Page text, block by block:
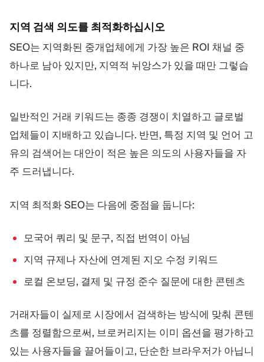
지역 검색 의도를 최적화하십시오
SEO는 지역화된 중개업체에게 가장 높은 ROI 채널 중
하나로 남아 있지만, 지역적 뉘앙스가 있을 때만 그렇습
니다.
일반적인 거래 키워드는 종종 경쟁이 치열하고 글로벌
업체들이 지배하고 있습니다. 반면, 특정 지역 및 언어 고
유의 검색어는 대안이 적은 높은 의도의 사용자들을 자
주 드러냅니다.
지역 최적화 SEO는 다음에 중점을 둡니다:
모국어 쿼리 및 문구, 직접 번역이 아님
지역 규제나 자산에 연계된 지오 수정 키워드
로컬 온보딩, 결제 및 규정 준수 질문에 대한 콘텐츠
거래자들이 실제로 시장에서 검색하는 방식에 맞춰 콘텐
츠를 정렬함으로써, 브로커리지는 이미 옵션을 평가하고
있는 사용자들을 끌어들이고, 단순한 브라우저가 아닙니